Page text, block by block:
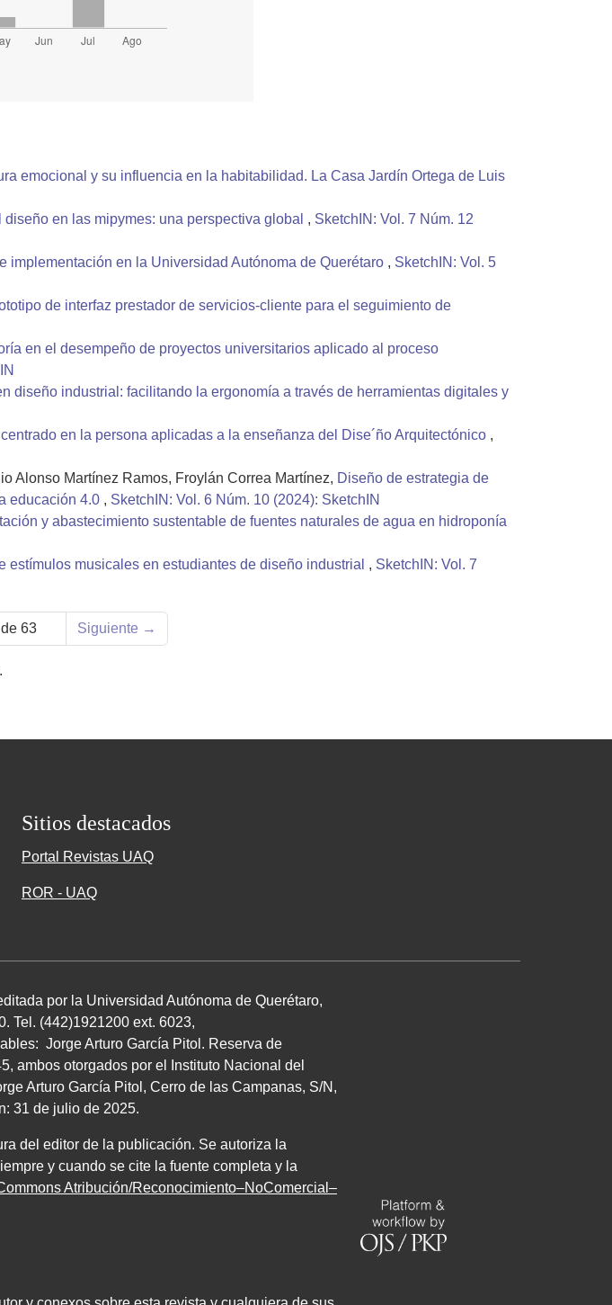
emocional y su influencia en la habitabilidad. La Casa Jardín Ortega de Luis
diseño en las mipymes: una perspectiva global , SketchIN: Vol. 7 Núm. 12
implementación en la Universidad Autónoma de Querétaro , SketchIN: Vol. 5
de interfaz prestador de servicios-cliente para el seguimiento de
en el desempeño de proyectos universitarios aplicado al proceso
diseño industrial: facilitando la ergonomía a través de herramientas digitales y
en la persona aplicadas a la enseñanza del Dise´ño Arquitectónico ,
Alonso Martínez Ramos, Froylán Correa Martínez, Diseño de estrategia de
educación 4.0 , SketchIN: Vol. 6 Núm. 10 (2024): SketchIN
y abastecimiento sustentable de fuentes naturales de agua en hidroponía
estímulos musicales en estudiantes de diseño industrial , SketchIN: Vol. 7
63 Siguiente →
Sitios destacados
Portal Revistas UAQ
ROR - UAQ
por la Universidad Autónoma de Querétaro,
. Tel. (442)1921200 ext. 6023,
Jorge Arturo García Pitol. Reserva de
, ambos otorgados por el Instituto Nacional del
Arturo García Pitol, Cerro de las Campanas, S/N ,
31 de julio de 2025.
del editor de la publicación. Se autoriza la
y cuando se cite la fuente completa y la
Atribución/Reconocimiento–NoComercial–